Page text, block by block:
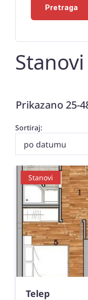
Pretraga
Prikazano 25-
Sortiraj:
po datumu
Stanovi
Telep